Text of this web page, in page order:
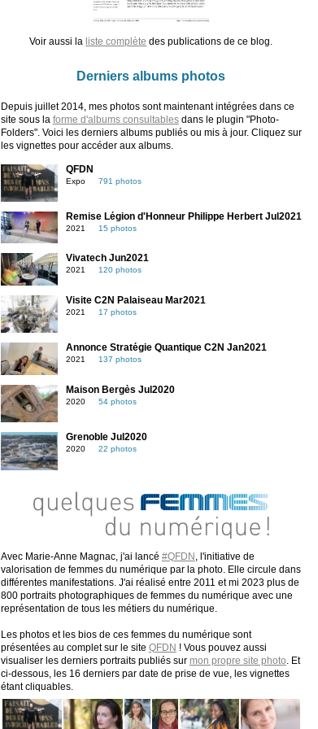
Voir aussi la liste complète des publications de ce blog.
Derniers albums photos
Depuis juillet 2014, mes photos sont maintenant intégrées dans ce
site sous la forme d'albums consultablesdans le plugin "Photo-
Folders". Voici les derniers albums publiés ou mis à jour. Cliquez sur
les vignettes pour accéder aux albums.
QFDN
Expo 791 photos
Remise Légion d'Honneur Philippe Herbert Jul2021
2021 15 photos
Vivatech Jun2021
2021 120 photos
Visite C2N Palaiseau Mar2021
2021 17 photos
Annonce Stratégie Quantique C2N Jan2021
2021 137 photos
Maison Bergès Jul2020
2020 54 photos
Grenoble Jul2020
2020 22 photos
Avec Marie-Anne Magnac, j'ai lancé #QFDN
, l'initiative de
valorisation de femmes du numérique par la photo. Elle circule dans
différentes manifestations. J'ai réalisé entre 2011 et mi 2023 plus de
800 portraits photographiques de femmes du numérique avec une
représentation de tous les métiers du numérique.
Les photos et les bios de ces femmes du numérique sont
présentées au complet sur le site QFDN ! Vous pouvez aussi
visualiser les derniers portraits publiés sur mon propre site photo . Et
ci-dessous, les 16 derniers par date de prise de vue, les vignettes
étant cliquables.